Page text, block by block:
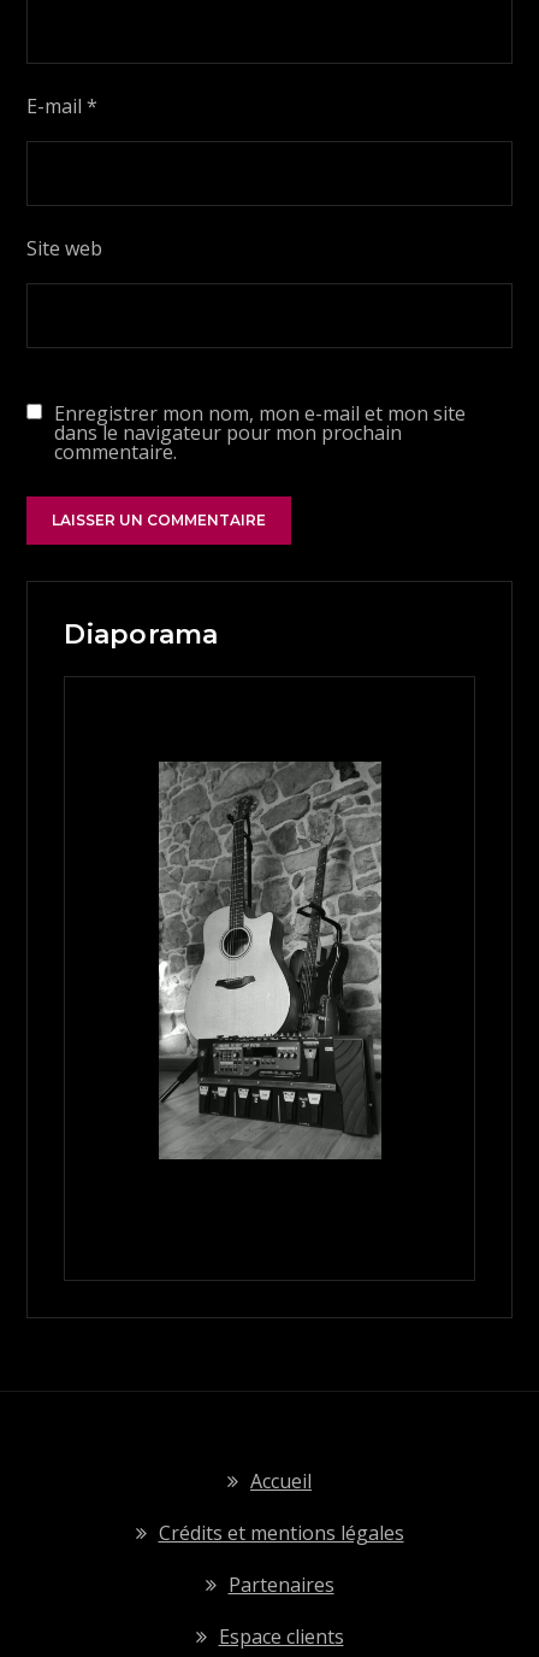
E-mail*
Site web
Enregistrer mon nom, mon e-mail et mon site
dans le navigateur pour mon prochain
commentaire.
Diaporama
Accueil
Crédits et mentions légales
Partenaires
Espace clients